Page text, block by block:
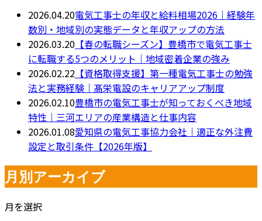
2026.04.20電気工事士の年収と給料相場2026｜経験年
数別・地域別の実態データと年収アップの方法
2026.03.20 【春の転職シーズン】豊橋市で電気工事士
に転職する5つのメリット｜地域密着企業の強み
2026.02.22 【資格取得支援】第一種電気工事士の勉強
法と実務経験｜髙栄電設のキャリアアップ制度
2026.02.10豊橋市の電気工事士が知っておくべき地域
特性｜三河エリアの産業構造と仕事内容
2026.01.08愛知県の電気工事協力会社｜適正な外注費
設定と取引条件【2026年版】
月別アーカイブ
月を選択